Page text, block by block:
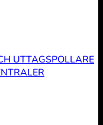
UTTAGSPOLLARE